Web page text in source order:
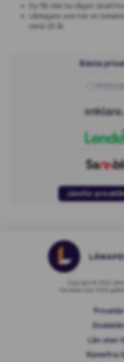
Du får inte ha någon skuld
Låntagare som har en
minst 20 år.
Bästa
Jämför
Privatlån
Lån utan
Räntefria